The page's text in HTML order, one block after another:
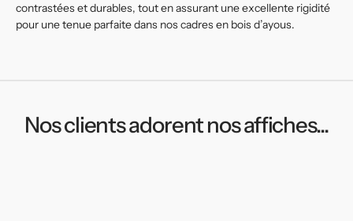
contrastées et durables, tout en assurant une excellente rigidité
pour une tenue parfaite dans nos cadres en bois d’ayous.
Nos clients adorent nos affiches...